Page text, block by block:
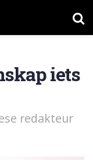
iets
redakteur